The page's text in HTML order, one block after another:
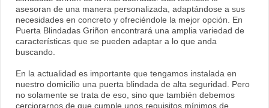
asesoran de una manera personalizada, adaptándose a sus
necesidades en concreto y ofreciéndole la mejor opción. En
Puerta Blindadas Griñon encontrará una amplia variedad de
características que se pueden adaptar a lo que anda
buscando.
En la actualidad es importante que tengamos instalada en
nuestro domicilio una puerta blindada de alta seguridad. Pero
no solamente se trata de eso, sino que también debemos
cerciorarnos de que cumple unos requisitos mínimos de